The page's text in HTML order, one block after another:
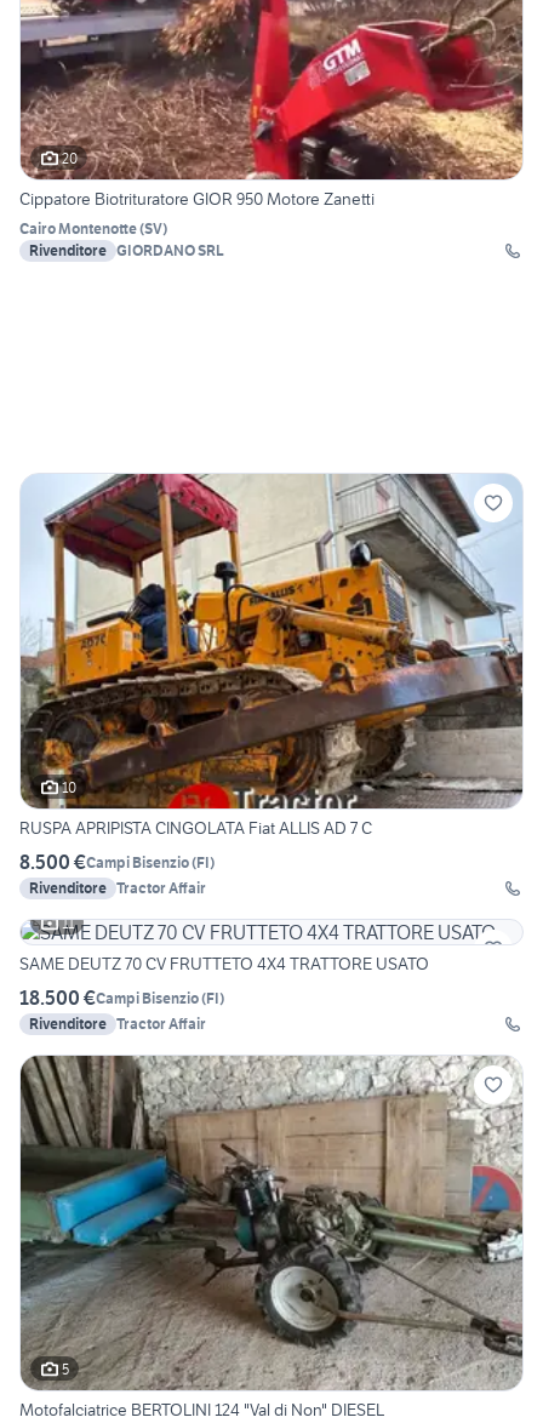
20
Cippatore Biotrituratore GIOR 950 Motore Zanetti
Cairo Montenotte(SV)
Rivenditore GIORDANO SRL
10
RUSPA APRIPISTA CINGOLATA Fiat ALLIS AD 7 C
8.500 €Campi Bisenzio(FI)
Rivenditore Tractor Affair
11
SAME DEUTZ 70 CV FRUTTETO 4X4 TRATTORE USATO
18.500 €Campi Bisenzio(FI)
Rivenditore Tractor Affair
5
Motofalciatrice BERTOLINI 124 "Val di Non" DIESEL